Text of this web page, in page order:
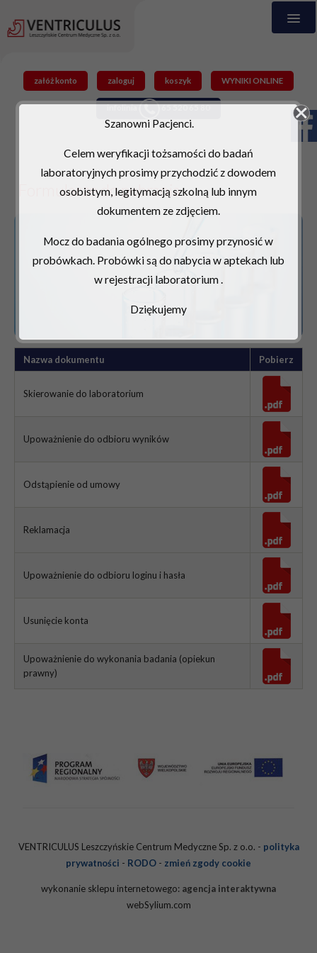
Szanowni Pacjenci.
Celem weryfikacji tożsamości do badań
laboratoryjnych prosimy przychodzić z dowodem
osobistym, legitymacją szkolną lub innym
dokumentem ze zdjęciem.
Mocz do badania ogólnego prosimy przynosić w
probówkach. Probówki są do nabycia w aptekach lub
w rejestracji laboratorium .
Dziękujemy
załóż konto zaloguj koszyk WYNIKI ONLINE
infolinia 65 520 65 80
Formularze do pobrania
Nazwa dokumentu Pobierz
Skierowanie do laboratorium
Upoważnienie do odbioru wyników
Odstąpienie od umowy
Reklamacja
Upoważnienie do odbioru loginu i hasła
Usunięcie konta
Upoważnienie do wykonania badania (opiekun
prawny)
VENTRICULUS Leszczyńskie Centrum Medyczne Sp. z o.o. - polityka
prywatności - RODO - zmień zgody cookie
wykonanie sklepu internetowego: agencja interaktywna
webSylium.com